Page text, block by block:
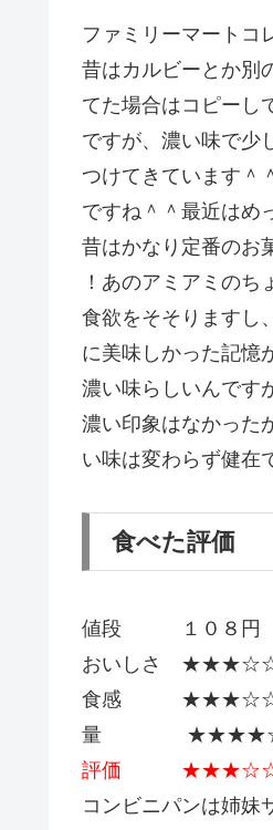
ファミリーマートコ
昔はカルビーとか別
てた場合はコピーし
ですが、濃い味で少
つけてきています＾
ですね＾＾最近はめ
昔はかなり定番のお
！あのアミアミのち
食欲をそそりますし
に美味しかった記憶
濃い味らしいんです
濃い印象はなかった
い味は変わらず健在
食べた評価
値段 １０８円
おいしさ
食感
量
評価
コンビニパンは姉妹